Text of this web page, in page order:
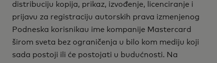
distribuciju kopija, prikaz, izvođenje, licenciranje i
prijavu za registraciju autorskih prava izmenjenog
Podneska korisnikau ime kompanije Mastercard
širom sveta bez ograničenja u bilo kom mediju koji
sada postoji ili će postojati u budućnosti. Na